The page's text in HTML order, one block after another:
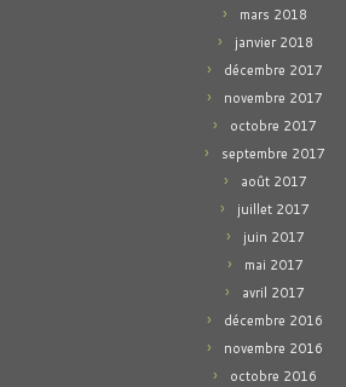
mars 2018
janvier 2018
décembre 2017
novembre 2017
octobre 2017
septembre 2017
août 2017
juillet 2017
juin 2017
mai 2017
avril 2017
décembre 2016
novembre 2016
octobre 2016